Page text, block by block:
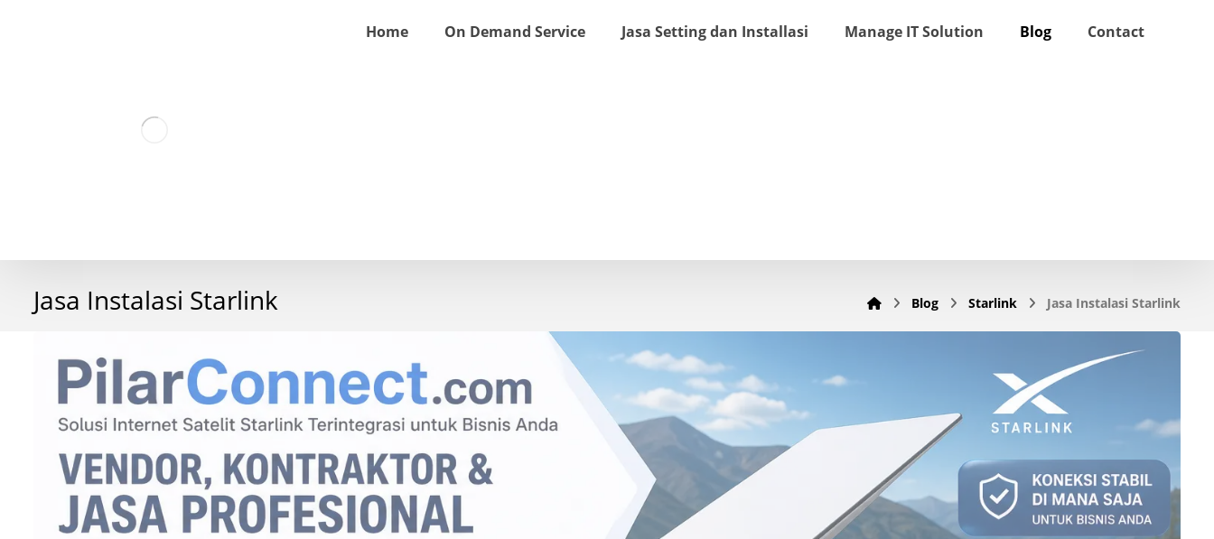
Home On Demand Service Jasa Setting dan Installasi Manage IT Solution Blog Contact
Jasa Instalasi Starlink Blog Starlink Jasa Instalasi Starlink